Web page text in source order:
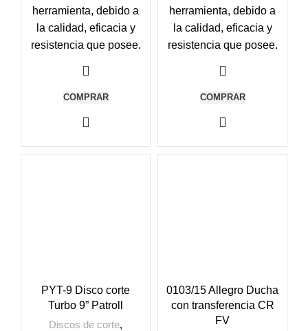
herramienta, debido a
la calidad, eficacia y
resistencia que posee.
COMPRAR
herramienta, debido a
la calidad, eficacia y
resistencia que posee.
COMPRAR
PYT-9 Disco corte
Turbo 9” Patroll
Discos de corte,
0103/15 Allegro Ducha
con transferencia CR
FV